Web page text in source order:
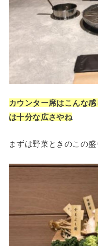
カウンター席はこんな
は十分な広さやね
まずは野菜ときのこの